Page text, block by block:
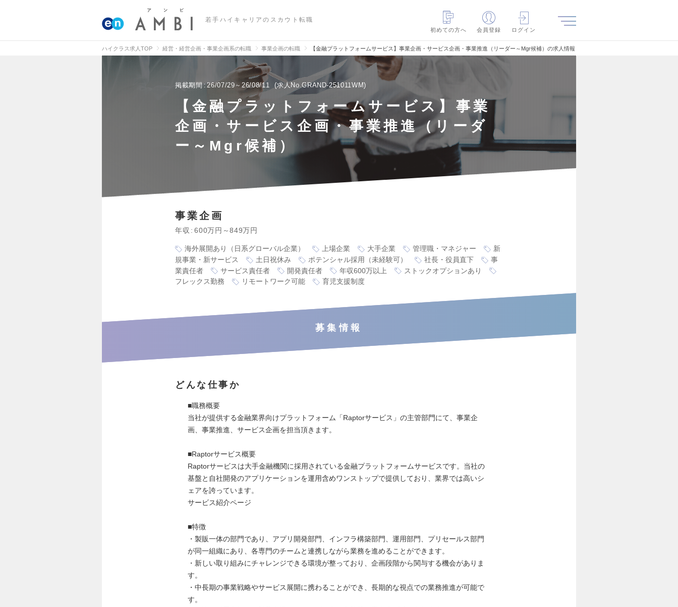
若手ハイキャリアのスカウト転職
初めての方へ
会員登録 ログイン
ハイクラス求人TOP 経営・経営企画・事業企画系の転職 事業企画の転職 【金融プラットフォームサービス】事業企画・サービス企画・事業推進（リーダー～Mgr候補）の求人情報
掲載期間 26/07/29～26/08/11 求人No.GRAND-251011WM
【金融プラットフォームサービス】事業
企画・サービス企画・事業推進（リーダ
ー～Mgr候補）
事業企画
年収 600万円～849万円
海外展開あり（日系グローバル企業） 上場企業 大手企業 管理職・マネジャー
新
規事業・新サービス
土日祝休み ポテンシャル採用（未経験可） 社長・役員直下
事
業責任者
サービス責任者 開発責任者 年収600万以上
ストックオプションあり
フレックス勤務
リモートワーク可能 育児支援制度
募集情報
どんな仕事か
■職務概要
当社が提供する金融業界向けプラットフォーム「Raptorサービス」の主管部門にて、事業企
画、事業推進、サービス企画を担当頂きます。
■Raptorサービス概要
Raptorサービスは大手金融機関に採用されている金融プラットフォームサービスです。当社の
基盤と自社開発のアプリケーションを運用含めワンストップで提供しており、業界では高いシ
ェアを誇っています。
サービス紹介ページ
■特徴
・製販一体の部門であり、アプリ開発部門、インフラ構築部門、運用部門、プリセールス部門
が同一組織にあり、各専門のチームと連携しながら業務を進めることができます。
・新しい取り組みにチャレンジできる環境が整っており、企画段階から関与する機会がありま
す。
・中長期の事業戦略やサービス展開に携わることができ、長期的な視点での業務推進が可能で
す。